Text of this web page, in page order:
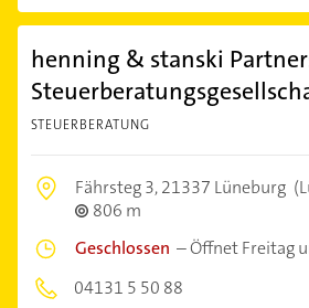
henning & stanski
STEUERBERATUNG
Fährsteg 3,21337 Lüneburg
806 m
Geschlossen –Öffnet Freitag
04131 5 50 88